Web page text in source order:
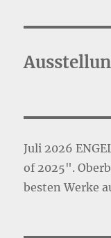
Juli 2026
of 2025".
besten Werke